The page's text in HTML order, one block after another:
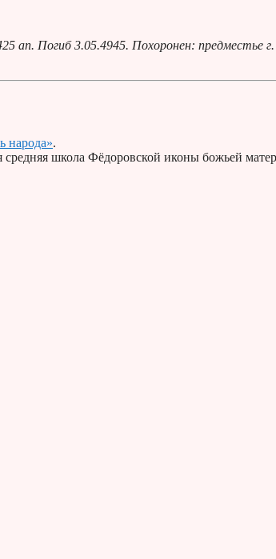
ап. Погиб 3.05.4945. Похоронен: предместье г.
народа».
школа Фёдоровской иконы божьей